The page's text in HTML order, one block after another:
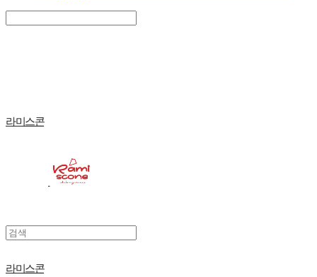
라미스콘
라미스콘